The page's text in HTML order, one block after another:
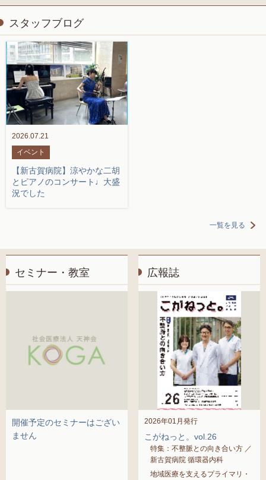
スタッフブログ
2026.07.21
イベント
【新古賀病院】涼やかな二胡
とピアノのコンサート♩大盛
況でした
一覧を見る
セミナー・教室
開催予定のセミナーはござい
ません
広報誌
2026年01月発行
こがねっと。vol.26
特集：不整脈との向き合い方 ／
新古賀病院 循環器内科
地域医療を支えるプライマリ・